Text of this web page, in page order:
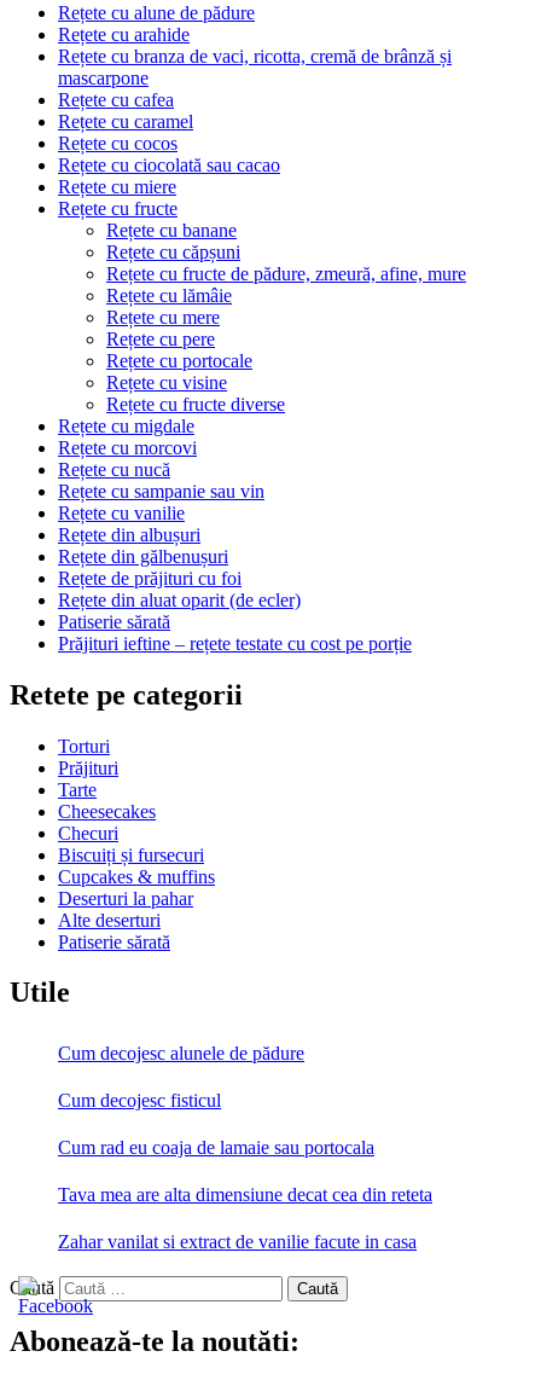
Rețete cu alune de pădure
Rețete cu arahide
Rețete cu branza de vaci, ricotta, cremă de brânză și
mascarpone
Rețete cu cafea
Rețete cu caramel
Rețete cu cocos
Rețete cu ciocolată sau cacao
Rețete cu miere
Rețete cu fructe
Rețete cu banane
Rețete cu căpșuni
Rețete cu fructe de pădure, zmeură, afine, mure
Rețete cu lămâie
Rețete cu mere
Rețete cu pere
Rețete cu portocale
Rețete cu visine
Rețete cu fructe diverse
Rețete cu migdale
Rețete cu morcovi
Rețete cu nucă
Rețete cu sampanie sau vin
Rețete cu vanilie
Rețete din albușuri
Rețete din gălbenușuri
Rețete de prăjituri cu foi
Rețete din aluat oparit (de ecler)
Patiserie sărată
Prăjituri ieftine – rețete testate cu cost pe porție
Retete pe categorii
Torturi
Prăjituri
Tarte
Cheesecakes
Checuri
Biscuiți și fursecuri
Cupcakes & muffins
Deserturi la pahar
Alte deserturi
Patiserie sărată
Utile
Cum decojesc alunele de pădure
Cum decojesc fisticul
Cum rad eu coaja de lamaie sau portocala
Tava mea are alta dimensiune decat cea din reteta
Zahar vanilat si extract de vanilie facute in casa
Caută
Abonează-te la noutăti: